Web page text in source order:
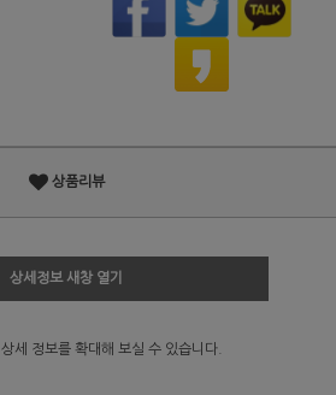
상품리뷰
상세정보 새창 열기
상세 정보를 확대해 보실 수 있습니다.